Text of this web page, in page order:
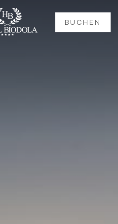
BUCHEN